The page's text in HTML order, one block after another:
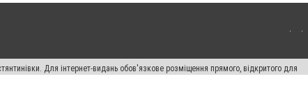
Для інтернет-видань обов'язкове розміщення прямого, відкритого для